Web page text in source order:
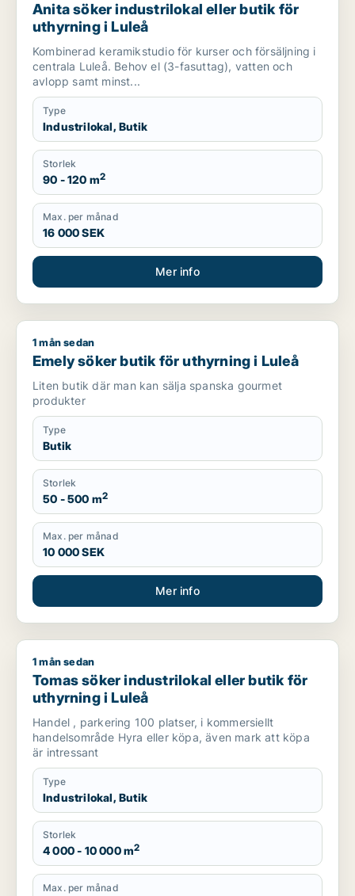
Anita söker industrilokal eller butik för
uthyrning i Luleå
Kombinerad keramikstudio för kurser och försäljning i
centrala Luleå. Behov el (3-fasuttag), vatten och
avlopp samt minst...
Type
Industrilokal, Butik
Storlek
90 - 120 m2
Max. per månad
16 000 SEK
Mer info
Emely söker butik för uthyrning i Luleå
1 mån sedan
Emely söker butik för uthyrning i Luleå
Liten butik där man kan sälja spanska gourmet
produkter
Type
Butik
Storlek
50 - 500 m2
Max. per månad
10 000 SEK
Mer info
Tomas söker industrilokal eller butik för uthyrning i Luleå
1 mån sedan
Tomas söker industrilokal eller butik för
uthyrning i Luleå
Handel , parkering 100 platser, i kommersiellt
handelsområde Hyra eller köpa, även mark att köpa
är intressant
Type
Industrilokal, Butik
Storlek
4 000 - 10 000 m2
Max. per månad